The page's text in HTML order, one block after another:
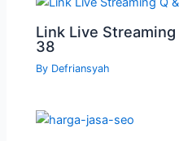
Link Live Streaming
38
By Defriansyah